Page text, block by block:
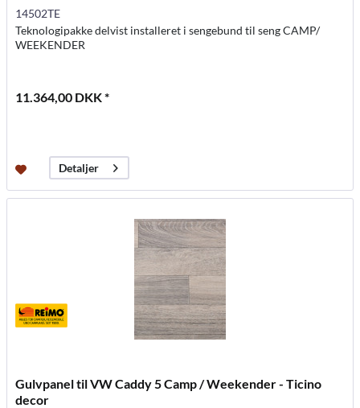
14502TE
Teknologipakke delvist installeret i sengebund til seng CAMP/
WEEKENDER
11.364,00 DKK *
Detaljer
Gulvpanel til VW Caddy 5 Camp / Weekender - Ticino
decor